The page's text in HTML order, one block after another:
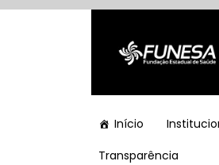
Início
Transparência